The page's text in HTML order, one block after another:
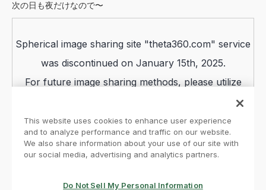
次の日も夜だけなので〜